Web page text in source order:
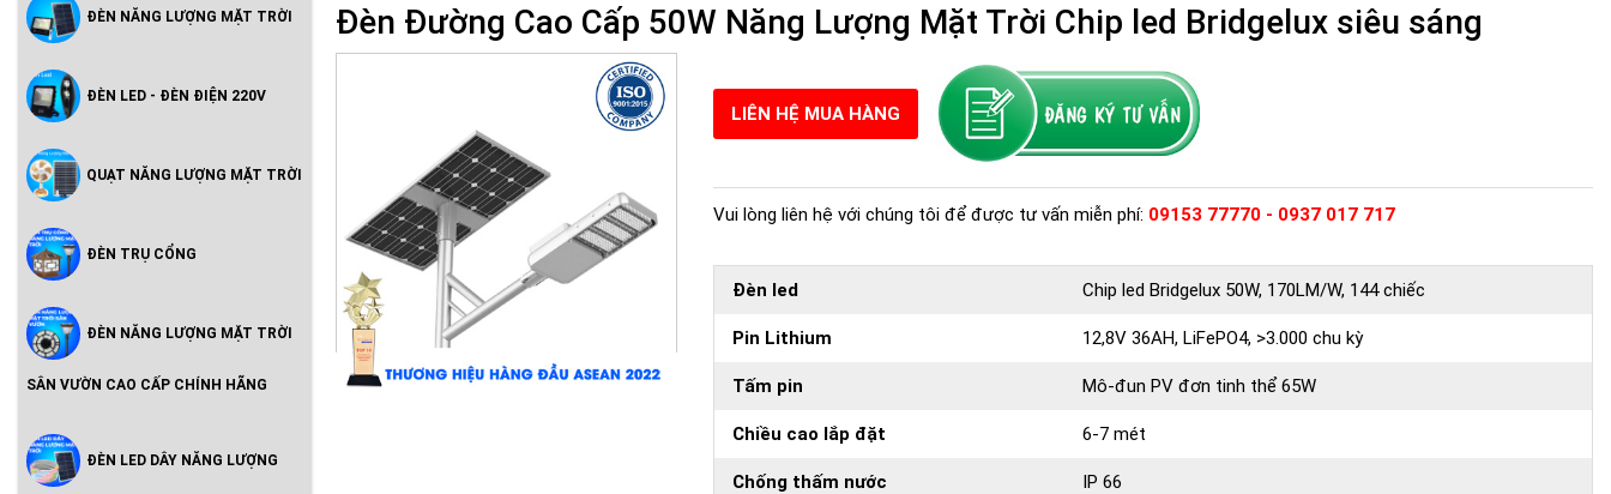
ĐÈN NĂNG LƯỢNG MẶT TRỜI
ĐÈN LED - ĐÈN ĐIỆN 220V
Hoàng Quốc Bảo - Độ Sáng Cao,
QUẠT NĂNG LƯỢNG MẶT TRỜI
ĐÈN TRỤ CỔNG
ĐÈN NĂNG LƯỢNG MẶT TRỜI
SÂN VƯỜN CAO CẤP CHÍNH HÃNG
ĐÈN LED DÂY NĂNG LƯỢNG
Đèn Đường Cao Cấp 50W Năng Lượng Mặt Trời Chip led Bridgelux siêu sáng
LIÊN HỆ MUA HÀNG
Vui lòng liên hệ với chúng tôi để được tư vấn miễn phí: 09153 77770 - 0937 017 717
Đèn led Chip led Bridgelux 50W, 170LM/W, 144 chiếc
Pin Lithium 12,8V 36AH, LiFePO4, >3.000 chu kỳ
Tấm pin Mô-đun PV đơn tinh thể 65W
Chiều cao lắp đặt 6-7 mét
Chống thấm nước IP 66